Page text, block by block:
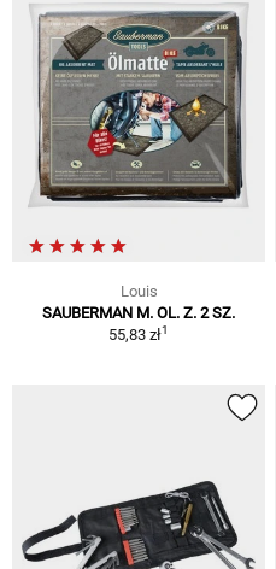
Louis
SAUBERMAN M. OL. Z. 2 SZ.
55,83 zł1